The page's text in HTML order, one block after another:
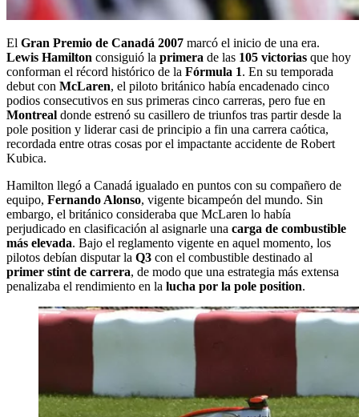
El Gran Premio de Canadá 2007 marcó el inicio de una era.
Lewis Hamilton consiguió la primera de las 105 victorias que hoy
conforman el récord histórico de la Fórmula 1. En su temporada
debut con McLaren, el piloto británico había encadenado cinco
podios consecutivos en sus primeras cinco carreras, pero fue en
Montreal donde estrenó su casillero de triunfos tras partir desde la
pole position y liderar casi de principio a fin una carrera caótica,
recordada entre otras cosas por el impactante accidente de Robert
Kubica.
Hamilton llegó a Canadá igualado en puntos con su compañero de
equipo, Fernando Alonso, vigente bicampeón del mundo. Sin
embargo, el británico consideraba que McLaren lo había
perjudicado en clasificación al asignarle una carga de combustible
más elevada. Bajo el reglamento vigente en aquel momento, los
pilotos debían disputar la Q3 con el combustible destinado al
primer stint de carrera, de modo que una estrategia más extensa
penalizaba el rendimiento en la lucha por la pole position.